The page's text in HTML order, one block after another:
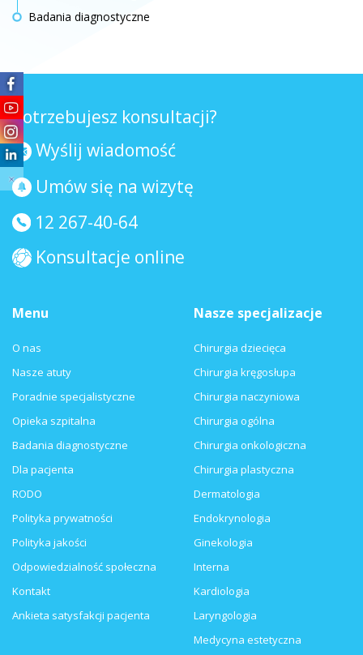
Badania diagnostyczne
Potrzebujesz konsultacji?
Wyślij wiadomość
Umów się na wizytę
12 267-40-64
Konsultacje online
Nasze specjalizacje
Chirurgia dziecięca
Chirurgia kręgosłupa
Chirurgia naczyniowa
Chirurgia ogólna
Chirurgia onkologiczna
Chirurgia plastyczna
Dermatologia
Endokrynologia
Ginekologia
Interna
Kardiologia
Laryngologia
Medycyna estetyczna
Menu
O nas
Nasze atuty
Poradnie specjalistyczne
Opieka szpitalna
Badania diagnostyczne
Dla pacjenta
RODO
Polityka prywatności
Polityka jakości
Odpowiedzialność społeczna
Kontakt
Ankieta satysfakcji pacjenta